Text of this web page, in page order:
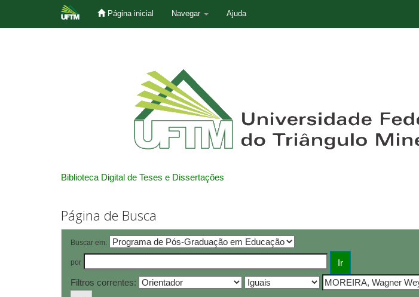
Página inicial Navegar Ajuda
Biblioteca Digital de Teses e Dissertações
Página de Busca
Buscar em:
por
Filtros correntes: